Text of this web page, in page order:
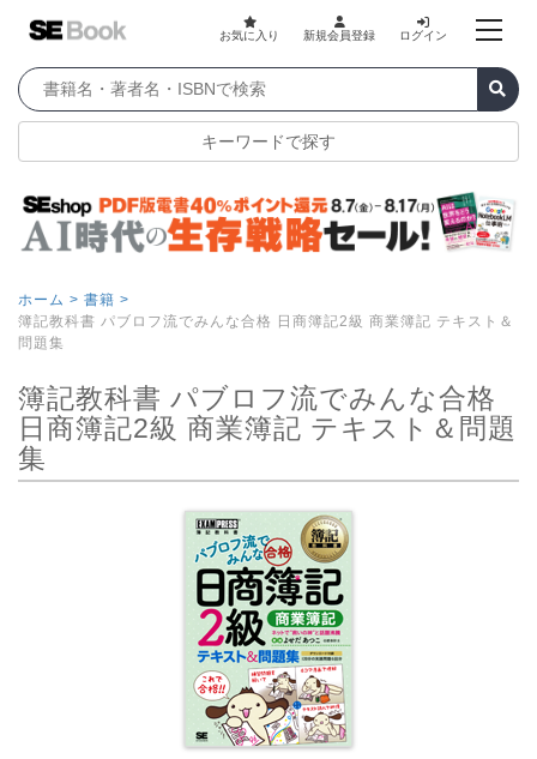
お気に入り 新規会員登録 ログイン
キーワードで探す
ホーム > 書籍 >
簿記教科書 パブロフ流でみんな合格 日商簿記2級 商業簿記 テキスト＆
問題集
簿記教科書 パブロフ流でみんな合格
日商簿記2級 商業簿記 テキスト＆問題
集